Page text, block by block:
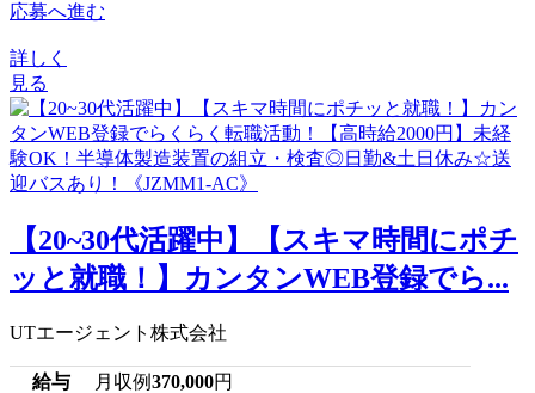
応募へ進む
詳しく
見る
【20~30代活躍中】【スキマ時間にポチ
ッと就職！】カンタンWEB登録でら...
UTエージェント株式会社
給与 月収例370,000円